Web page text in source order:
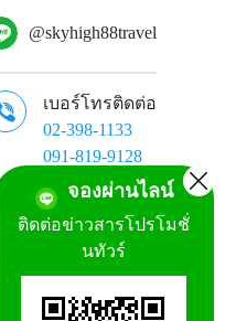
@skyhigh88travel
เบอร์โทรติดต่อ
02-398-1133
091-819-9128
ต่อเรา
จองผ่านไลน์
ติดต่อข่าวสารโปรโมชั่
นทัวร์